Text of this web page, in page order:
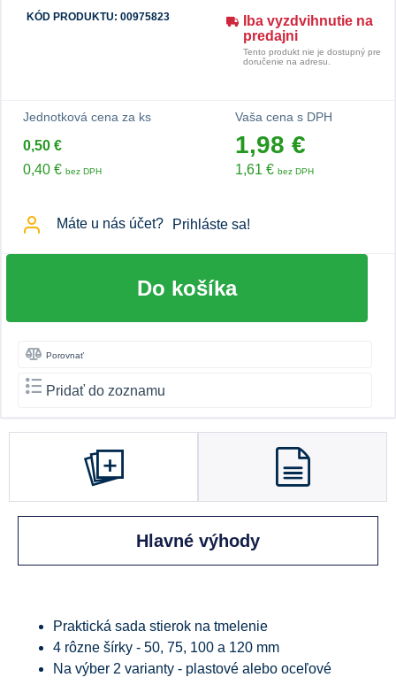
KÓD PRODUKTU: 00975823
Iba vyzdvihnutie na
predajni
Tento produkt nie je dostupný pre
doručenie na adresu.
Jednotková cena za ks
0,50 €
0,40 € bez DPH
Vaša cena s DPH
1,98 €
1,61 € bez DPH
Máte u nás účet? Prihláste sa!
Do košíka
Porovnať
Pridať do zoznamu
Hlavné výhody
Praktická sada stierok na tmelenie
4 rôzne šírky - 50, 75, 100 a 120 mm
Na výber 2 varianty - plastové alebo oceľové